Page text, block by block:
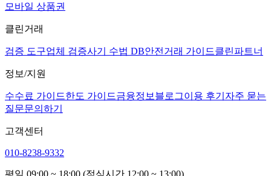
모바일 상품권
클린거래
검증 도구업체 검증사기 수법 DB안전거래 가이드클린파트너
정보/지원
수수료 가이드한도 가이드금융정보 블로그이용 후기 자주 묻는
질문문의하기
고객센터
010-8238-9332